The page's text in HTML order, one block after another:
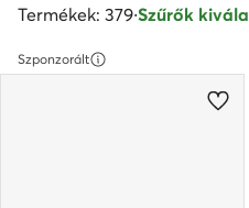
Termékek: 379·Szűrők
Szponzorált